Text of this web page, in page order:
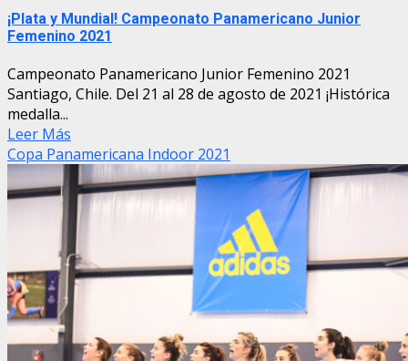
¡Plata y Mundial! Campeonato Panamericano Junior
Femenino 2021
Campeonato Panamericano Junior Femenino 2021
Santiago, Chile. Del 21 al 28 de agosto de 2021 ¡Histórica
medalla...
Leer Más
Copa Panamericana Indoor 2021